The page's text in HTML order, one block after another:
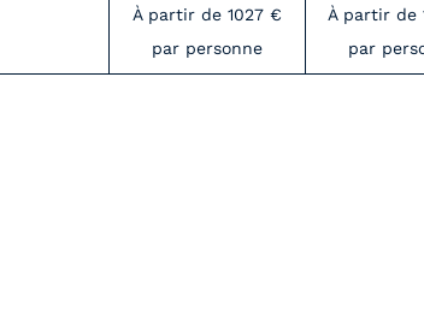
À partir de 1027 €
par personne
À partir de
par